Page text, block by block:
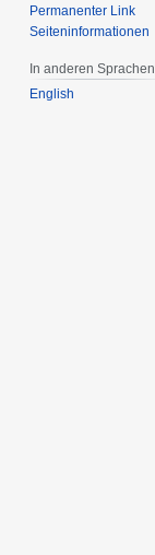
Permanenter Link
Seiten­­informationen
In anderen Sprachen
English